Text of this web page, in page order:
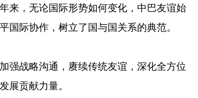
来，无论国际形势如何变化，中巴友谊始
际协作，树立了国与国关系的典范。
强战略沟通，赓续传统友谊，深化全方位
展贡献力量。